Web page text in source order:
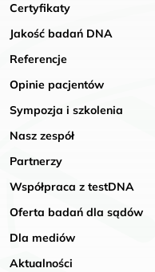
Certyfikaty
Jakość badań DNA
Referencje
Opinie pacjentów
Sympozja i szkolenia
Nasz zespół
Partnerzy
Współpraca z testDNA
Oferta badań dla sądów
Dla mediów
Aktualności